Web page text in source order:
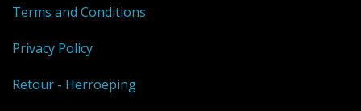
Terms and Conditions
Privacy Policy
Retour - Herroeping